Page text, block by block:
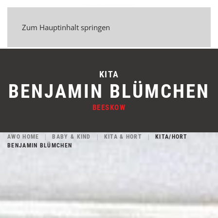
Zum Hauptinhalt springen
KITA
BENJAMIN BLÜMCHEN
BEESKOW
AWO HOME BABY & KIND KITA & HORT
KITA/HORT
BENJAMIN BLÜMCHEN